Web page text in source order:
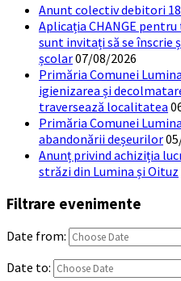
Anunt colectiv debitori
Aplicația CHANGE
sunt invitați să se înscrie
școlar07/08/2026
Primăria Comunei
igienizarea și
traversează localitatea
Primăria Comunei
abandonării deșeurilor
Anunț privind achiziția
străzi din Lumina și Oituz
Filtrare evenimente
Date from:
Date to: